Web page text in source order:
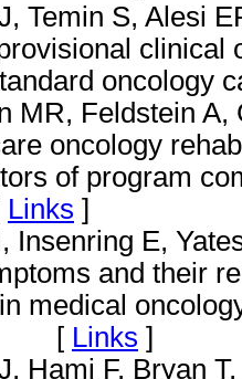
Temin S, Alesi
clinical
oncology
MR, Feldstein
oncology
of program
Links ]
Insenring E,
and their
medical
[ Links ]
Hami F, Bryan